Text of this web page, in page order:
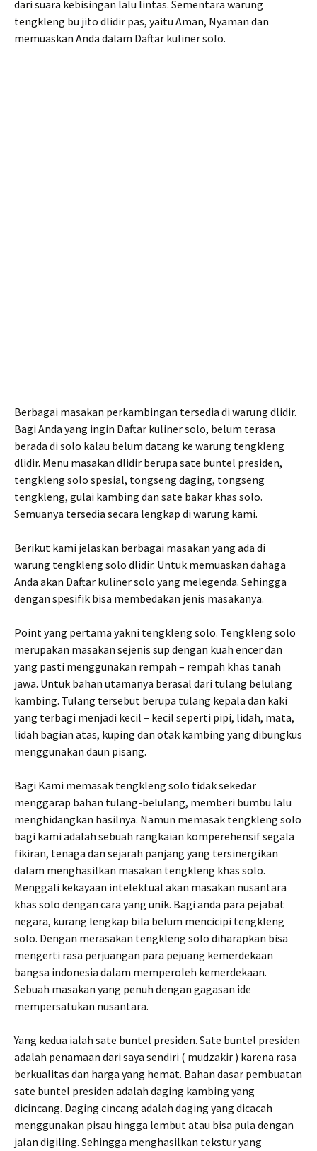
dari suara kebisingan lalu lintas. Sementara warung
tengkleng bu jito dlidir pas, yaitu Aman, Nyaman dan
memuaskan Anda dalam Daftar kuliner solo.
Berbagai masakan perkambingan tersedia di warung dlidir.
Bagi Anda yang ingin Daftar kuliner solo, belum terasa
berada di solo kalau belum datang ke warung tengkleng
dlidir. Menu masakan dlidir berupa sate buntel presiden,
tengkleng solo spesial, tongseng daging, tongseng
tengkleng, gulai kambing dan sate bakar khas solo.
Semuanya tersedia secara lengkap di warung kami.
Berikut kami jelaskan berbagai masakan yang ada di
warung tengkleng solo dlidir. Untuk memuaskan dahaga
Anda akan Daftar kuliner solo yang melegenda. Sehingga
dengan spesifik bisa membedakan jenis masakanya.
Point yang pertama yakni tengkleng solo. Tengkleng solo
merupakan masakan sejenis sup dengan kuah encer dan
yang pasti menggunakan rempah – rempah khas tanah
jawa. Untuk bahan utamanya berasal dari tulang belulang
kambing. Tulang tersebut berupa tulang kepala dan kaki
yang terbagi menjadi kecil – kecil seperti pipi, lidah, mata,
lidah bagian atas, kuping dan otak kambing yang dibungkus
menggunakan daun pisang.
Bagi Kami memasak tengkleng solo tidak sekedar
menggarap bahan tulang-belulang, memberi bumbu lalu
menghidangkan hasilnya. Namun memasak tengkleng solo
bagi kami adalah sebuah rangkaian komperehensif segala
fikiran, tenaga dan sejarah panjang yang tersinergikan
dalam menghasilkan masakan tengkleng khas solo.
Menggali kekayaan intelektual akan masakan nusantara
khas solo dengan cara yang unik. Bagi anda para pejabat
negara, kurang lengkap bila belum mencicipi tengkleng
solo. Dengan merasakan tengkleng solo diharapkan bisa
mengerti rasa perjuangan para pejuang kemerdekaan
bangsa indonesia dalam memperoleh kemerdekaan.
Sebuah masakan yang penuh dengan gagasan ide
mempersatukan nusantara.
Yang kedua ialah sate buntel presiden. Sate buntel presiden
adalah penamaan dari saya sendiri ( mudzakir ) karena rasa
berkualitas dan harga yang hemat. Bahan dasar pembuatan
sate buntel presiden adalah daging kambing yang
dicincang. Daging cincang adalah daging yang dicacah
menggunakan pisau hingga lembut atau bisa pula dengan
jalan digiling. Sehingga menghasilkan tekstur yang